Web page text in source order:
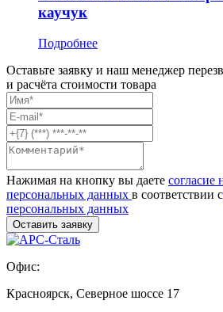
каучук
Подробнее
Оставьте заявку и наш менеджер
и расчёта стоимости товара
Нажимая на кнопку вы даете согласие
персональных данных в соответствии с
персональных данных
Офис:
Красноярск, Северное шоссе 17